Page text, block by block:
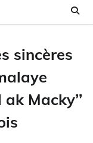
sincères
Macky’’